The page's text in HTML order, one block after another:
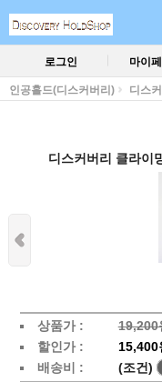
로그인 마이
인공홀드(디스커버리) 디스
디스커버리 클라이
상품가 :
19,200
할인가 :
15,400
배송비 :
(조건)